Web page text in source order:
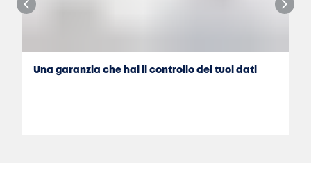
Una garanzia che hai il controllo dei tuoi dati